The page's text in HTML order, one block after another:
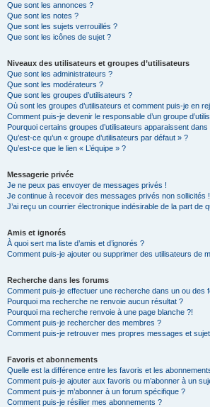
Que sont les annonces ?
Que sont les notes ?
Que sont les sujets verrouillés ?
Que sont les icônes de sujet ?
Niveaux des utilisateurs et groupes d’utilisateurs
Que sont les administrateurs ?
Que sont les modérateurs ?
Que sont les groupes d’utilisateurs ?
Où sont les groupes d’utilisateurs et comment puis-je en
Comment puis-je devenir le responsable d’un groupe
Pourquoi certains groupes d’utilisateurs apparaissent
Qu’est-ce qu’un « groupe d’utilisateurs par défaut » ?
Qu’est-ce que le lien « L’équipe » ?
Messagerie privée
Je ne peux pas envoyer de messages privés !
Je continue à recevoir des messages privés non sollicités !
J’ai reçu un courrier électronique indésirable de la part de
Amis et ignorés
À quoi sert ma liste d’amis et d’ignorés ?
Comment puis-je ajouter ou supprimer des utilisateurs de
Recherche dans les forums
Comment puis-je effectuer une recherche dans un ou des
Pourquoi ma recherche ne renvoie aucun résultat ?
Pourquoi ma recherche renvoie à une page blanche ?!
Comment puis-je rechercher des membres ?
Comment puis-je retrouver mes propres messages et
Favoris et abonnements
Quelle est la différence entre les favoris et les
Comment puis-je ajouter aux favoris ou m’abonner à un
Comment puis-je m’abonner à un forum spécifique ?
Comment puis-je résilier mes abonnements ?